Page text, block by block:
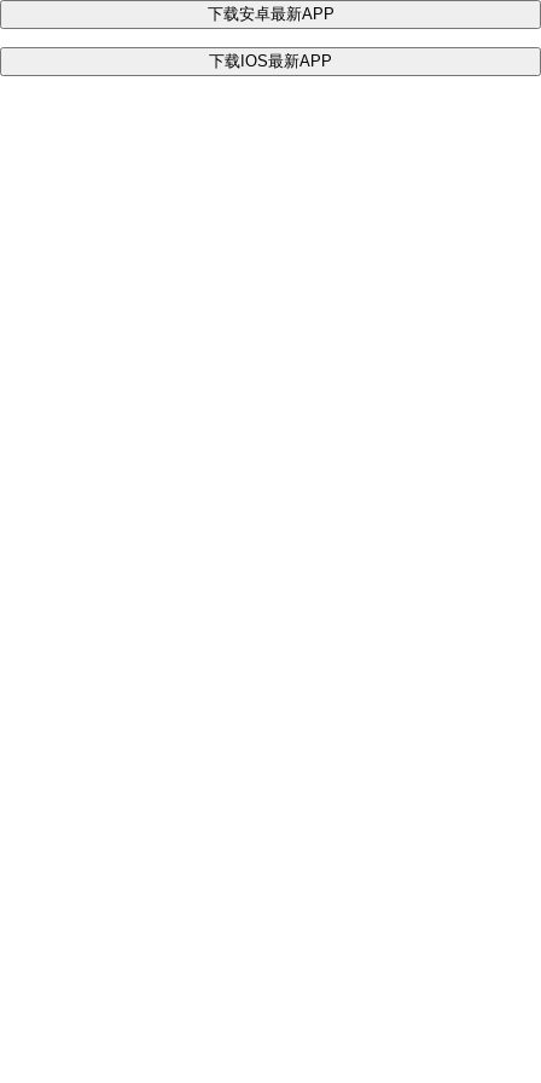
下载安卓最新APP
下载IOS最新APP